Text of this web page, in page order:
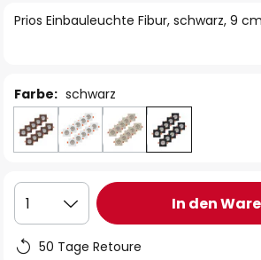
Prios Einbauleuchte Fibur, schwarz, 9
Farbe: schwarz
1 In den
50 Tage Retoure